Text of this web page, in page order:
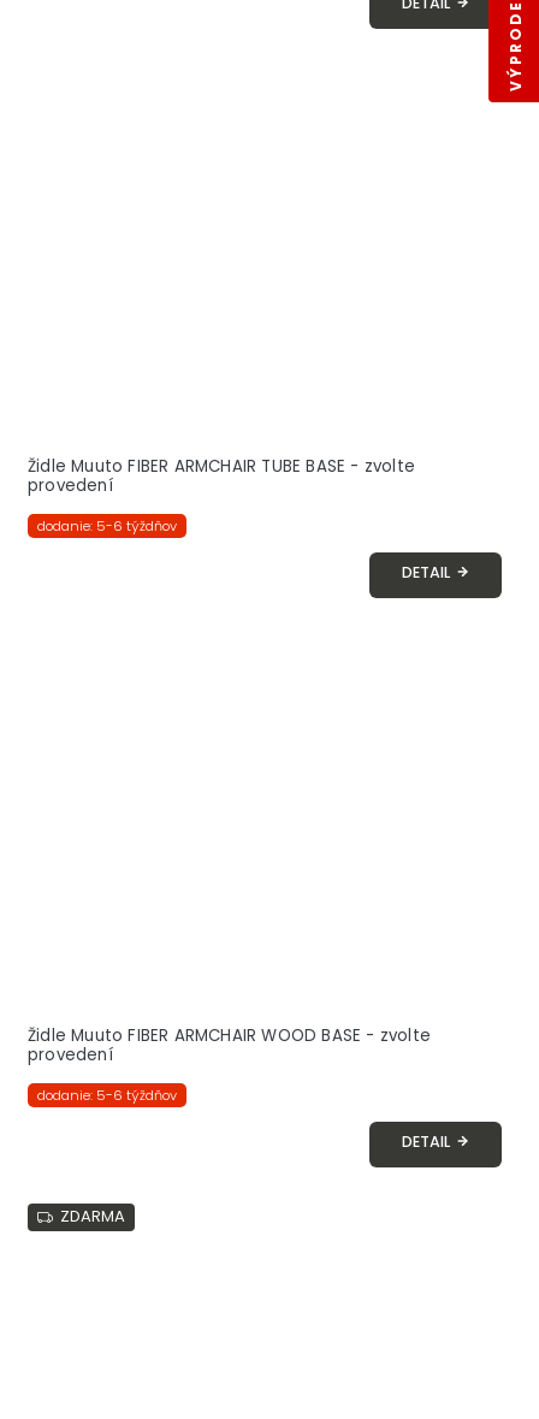
Židle Muuto FIBER ARMCHAIR TUBE BASE - zvolte
provedení
dodanie: 5-6 týždňov
DETAIL
Židle Muuto FIBER ARMCHAIR WOOD BASE - zvolte
provedení
dodanie: 5-6 týždňov
DETAIL
ZDARMA